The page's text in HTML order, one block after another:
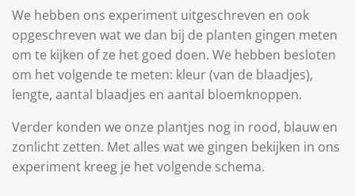
We hebben ons experiment uitgeschreven en ook
opgeschreven wat we dan bij de planten gingen meten
om te kijken of ze het goed doen. We hebben besloten
om het volgende te meten: kleur (van de blaadjes),
lengte, aantal blaadjes en aantal bloemknoppen.
Verder konden we onze plantjes nog in rood, blauw en
zonlicht zetten. Met alles wat we gingen bekijken in ons
experiment kreeg je het volgende schema.